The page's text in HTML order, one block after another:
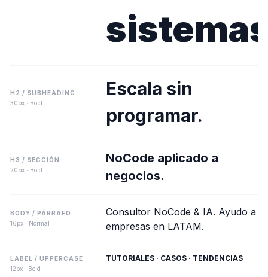
H2 / SUBHEADING
30px · Bold
Escala sin
programar.
H3 / SECCIÓN
20px · Bold
NoCode aplicado a
negocios.
BODY / PÁRRAFO
16px · Normal
Consultor NoCode & IA. Ayudo a
empresas en LATAM.
LABEL / UPPERCASE
12px · Bold
TUTORIALES · CASOS · TENDENCIAS